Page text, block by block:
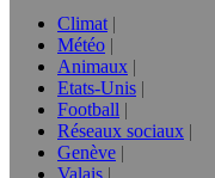
Climat
Météo
Animaux
Etats-Unis
Football
Réseaux sociaux
Genève
Valais